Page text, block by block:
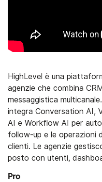
HighLevel è una
agenzie che combina
messaggistica
integra Conversation AI,
AI e Workflow AI per
follow-up e le operazioni
clienti. Le agenzie
posto con utenti,
Pro